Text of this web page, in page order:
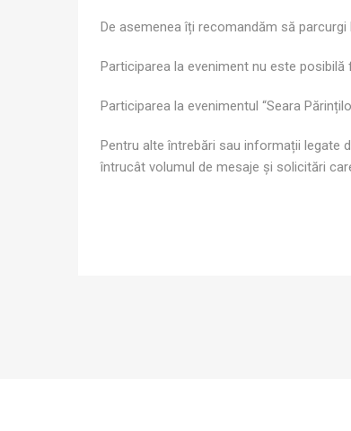
De asemenea îți recomandăm să parcurgi
Participarea la eveniment nu este
Participarea la evenimentul “Seara
Pentru alte întrebări sau informații legate
întrucât volumul de mesaje și solicitări